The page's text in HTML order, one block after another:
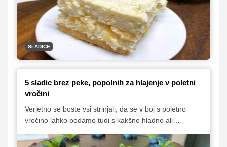
SLADICE
5 sladic brez peke, popolnih za hlajenje v poletni
vročini
Verjetno se boste vsi strinjali, da se v boj s poletno
vročino lahko podamo tudi s kakšno hladno ali
sladic, ki se odlično priležejo v poletni vročini, zanje pa